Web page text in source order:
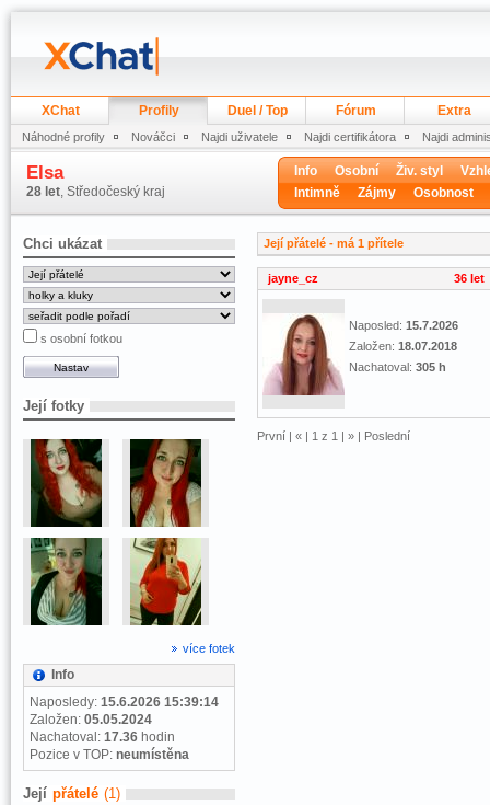
XChat Profily Duel / Top Fórum Extra
Náhodné profily Nováčci Najdi uživatele Najdi certifikátora Najdi
Elsa
28 let, Středočeský kraj
Info Osobní Živ. styl
Intimně
Zájmy Osobnost
Chci ukázat
s osobní fotkou
Její fotky
více fotek
Info
Naposledy: 15.6.2026 15:39:14
Založen: 05.05.2024
Nachatoval: 17.36 hodin
Pozice v TOP: neumístěna
Její přátelé (1)
Její přátelé - má 1 přítele
jayne_cz 36 let
Naposled: 15.7.2026
Založen: 18.07.2018
Nachatoval: 305 h
První | « | 1 z 1 | » | Poslední